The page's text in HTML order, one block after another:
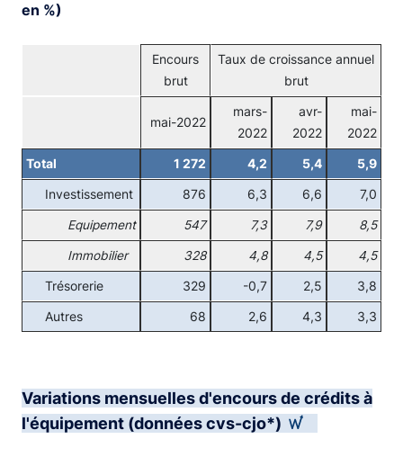
en %)
Encours
brut
Taux de croissance annuel
brut
mai-2022
mars-
2022
avr-
2022
mai-
2022
Total 1 272 4,2 5,4 5,9
Investissement 876 6,3 6,6 7,0
Equipement 547 7,3 7,9 8,5
Immobilier 328 4,8 4,5 4,5
Trésorerie 329 -0,7 2,5 3,8
Autres 68 2,6 4,3 3,3
Variations mensuelles d'encours de crédits à
l'équipement (données cvs-cjo*)